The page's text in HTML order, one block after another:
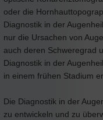
oder die
Diagnostik in der
nur die Ursachen von
auch deren Schweregrad
Diagnostik in der
in einem frühen Stadium
Die Diagnostik in der
zu entwickeln und zu